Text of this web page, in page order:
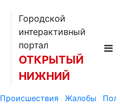
Городской
интерактивный
портал
ОТКРЫТЫЙ
НИЖНИЙ
Происшествия Жалобы